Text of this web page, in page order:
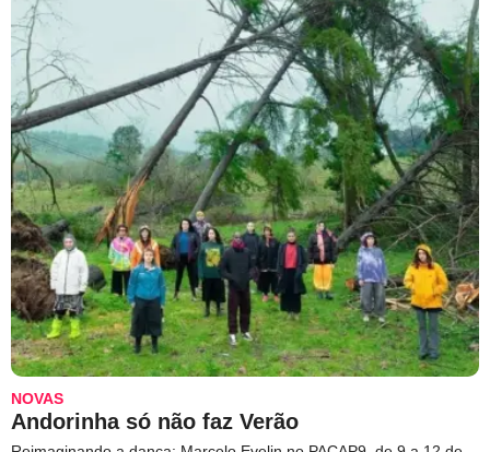
NOVAS
Andorinha só não faz Verão